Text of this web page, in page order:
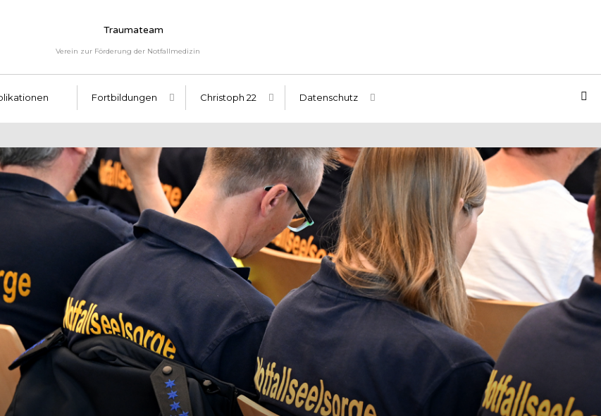
Verein zur Förderung der Notfallmedizin
Fortbildungen Christoph 22 Datenschutz